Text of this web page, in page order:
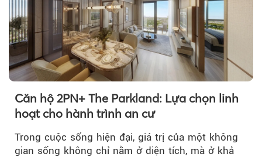
Căn hộ 2PN+ The Parkland: Lựa chọn linh
hoạt cho hành trình an cư
Trong cuộc sống hiện đại, giá trị của một không
gian sống không chỉ nằm ở diện tích, mà ở khả